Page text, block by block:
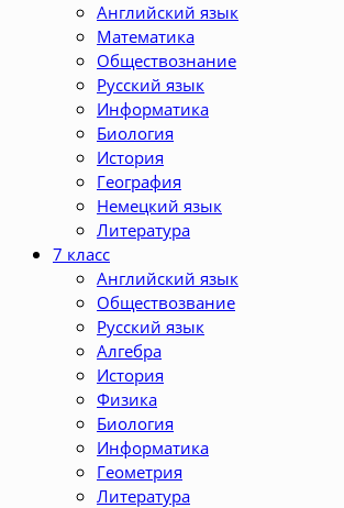
Английский язык
Математика
Обществознание
Русский язык
Информатика
Биология
История
География
Немецкий язык
Литература
7 класс
Английский язык
Обществозвание
Русский язык
Алгебра
История
Физика
Биология
Информатика
Геометрия
Литература